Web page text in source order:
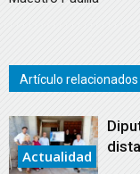
Artículo relacionados
Actualidad